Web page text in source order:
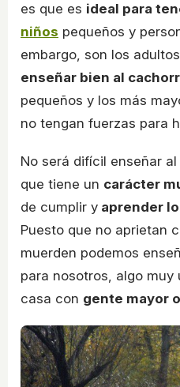
es que es ideal para
niños pequeños y
embargo, son los
enseñar bien al
pequeños y los más
no tengan fuerzas para
No será difícil enseñar
que tiene un carácter
de cumplir y aprender
Puesto que no aprietan
muerden podemos
para nosotros, algo
casa con gente mayor